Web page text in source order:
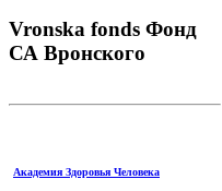
Vronska fonds Фонд
СА Вронского
Академия Здоровья Человека